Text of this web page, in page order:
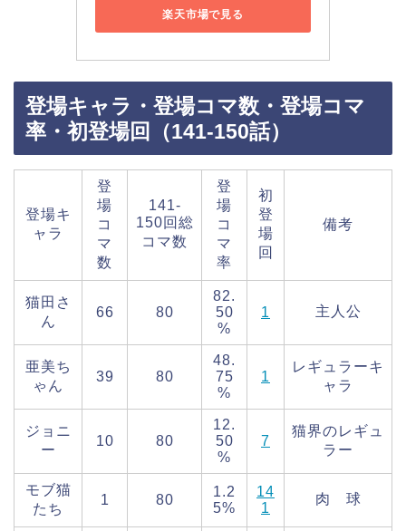
楽天市場で見る
登場キャラ・登場コマ数・登場コマ
率・初登場回（141-150話）
登場キ
ャラ
登
場
コ
マ
数
141-
150回総
コマ数
登
場
コ
マ
率
初
登
場
回
備考
猫田さ
ん
66 80
82.
50
%
1 主人公
亜美ち
ゃん
39 80
48.
75
%
1
レギュラーキ
ャラ
ジョニ
ー
10 80
12.
50
%
7
猫界のレギュ
ラー
モブ猫
たち
1 80
1.2
5%
14
1
肉 球